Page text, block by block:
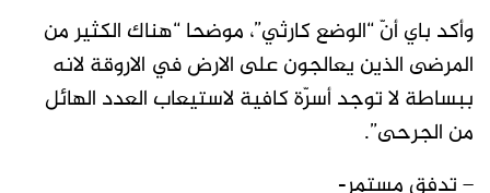
وأكد باي أنّ “الوضع كارثي”، موضحا “هناك الكثير من
المرضى الذين يعالجون على الارض في الاروقة لانه
ببساطة لا توجد أسرّة كافية لاستيعاب العدد الهائل
من الجرحى”.